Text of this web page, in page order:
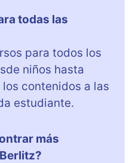
todas las
para todos los
niños hasta
contenidos a las
estudiante.
más